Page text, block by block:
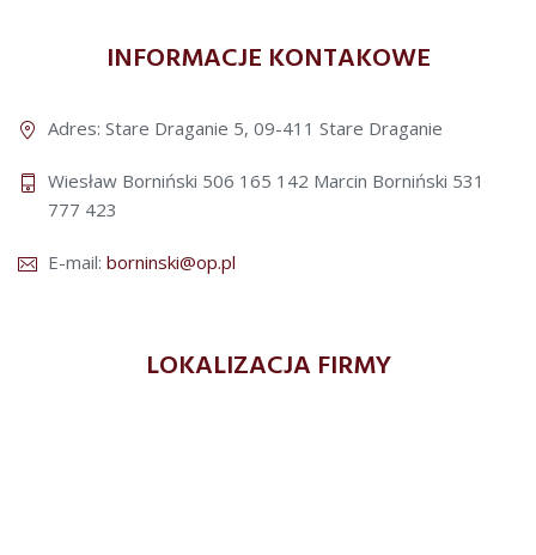
INFORMACJE KONTAKOWE
Adres: Stare Draganie 5, 09-411 Stare Draganie
Wiesław Borniński 506 165 142 Marcin Borniński 531
777 423
E-mail: borninski@op.pl
LOKALIZACJA FIRMY